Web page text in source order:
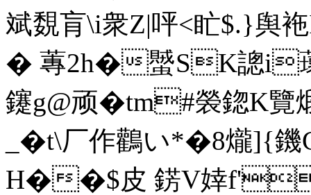
斌覣肓\i衆Z|呯<盳$.}舆
� 蓴2h�蠈SK謥i
鑳g@顽�tm#褮鍃K覽煅
_�t\厂作鸛い*�8爖]{
H��$皮 錺V婞f'